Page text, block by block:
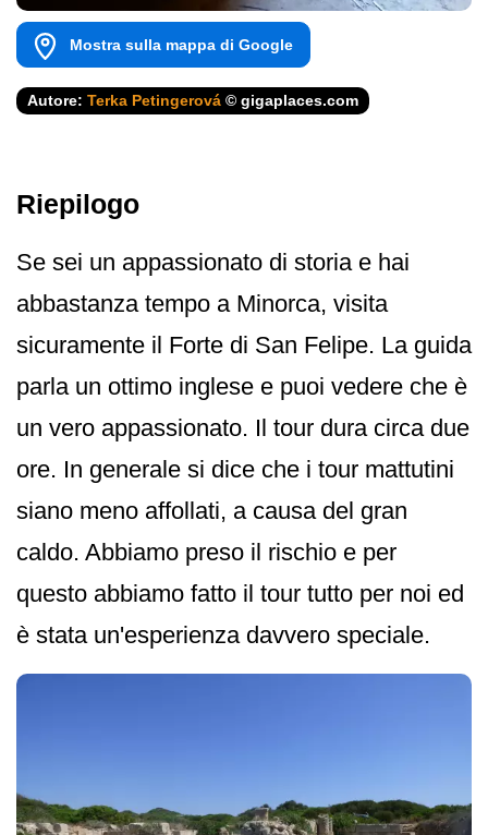
Mostra sulla mappa di Google
Autore: Terka Petingerová © gigaplaces.com
Riepilogo
Se sei un appassionato di storia e hai
abbastanza tempo a Minorca, visita
sicuramente il Forte di San Felipe. La guida
parla un ottimo inglese e puoi vedere che è
un vero appassionato. Il tour dura circa due
ore. In generale si dice che i tour mattutini
siano meno affollati, a causa del gran
caldo. Abbiamo preso il rischio e per
questo abbiamo fatto il tour tutto per noi ed
è stata un'esperienza davvero speciale.